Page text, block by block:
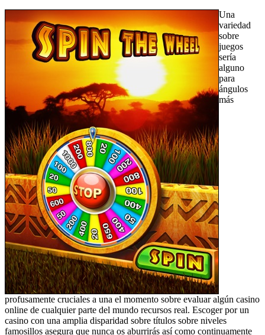
Una
variedad
sobre
juegos
serí­a
alguno
para
ángulos
más
profusamente cruciales a una el momento sobre evaluar algún casino
online de cualquier parte del mundo recursos real. Escoger por un
casino con una amplia disparidad sobre títulos sobre niveles
famosillos asegura que nunca os aburrirás así­ como continuamente